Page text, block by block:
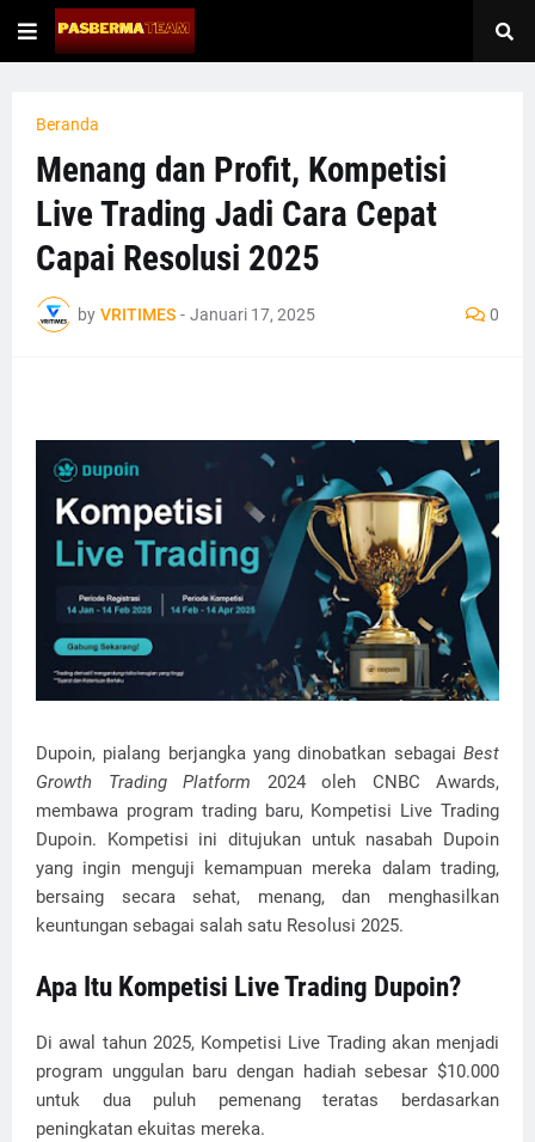
Beranda
Menang dan Profit, Kompetisi
Live Trading Jadi Cara Cepat
Capai Resolusi 2025
by VRITIMES - Januari 17, 2025 0
Dupoin, pialang berjangka yang dinobatkan sebagai Best
Growth Trading Platform 2024 oleh CNBC Awards,
membawa program trading baru, Kompetisi Live Trading
Dupoin. Kompetisi ini ditujukan untuk nasabah Dupoin
yang ingin menguji kemampuan mereka dalam trading,
bersaing secara sehat, menang, dan menghasilkan
keuntungan sebagai salah satu Resolusi 2025.
Apa Itu Kompetisi Live Trading Dupoin?
Di awal tahun 2025, Kompetisi Live Trading akan menjadi
program unggulan baru dengan hadiah sebesar $10.000
untuk dua puluh pemenang teratas berdasarkan
peningkatan ekuitas mereka.